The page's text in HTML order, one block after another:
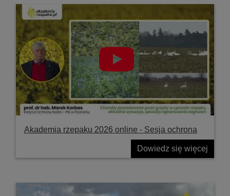
Akademia rzepaku 2026 online - Sesja ochrona
Dowiedz się więcej